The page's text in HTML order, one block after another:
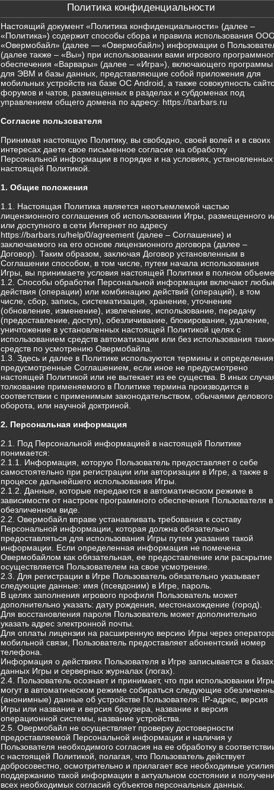
Политика конфиденциальности
Настоящий документ «Политика конфиденциальности» (далее –
«Политика») содержит способы сбора и правила использования
«Овермобайл» (далее — «Овермобайл») информации о
(далее также – «Вы») при использовании вами игрового
обеспечения «Варвары» (далее – «Игра»), включающего программы
для ЭВМ и базы данных, представляющие собой приложения для
мобильных устройств на базе ОС Android, а также совокупность
форумов и чатов, размещенных в разделах и субдоменах под
управлением общего домена по адресу: https://barbars.ru
Согласие пользователя
Принимая настоящую Политику, вы свободно, своей волей и в своих
интересах даете свое письменное согласие на обработку
Персональной информации в порядке и на условиях, установленных
настоящей Политикой.
1. Общие положения
1.1. Настоящая Политика является неотъемлемой частью
лицензионного соглашения об использовании Игры, размещенного
или доступного в сети Интернет по адресу
https://barbars.ru/help/0/agreement (далее – Соглашение) и
заключаемого на его основе лицензионного договора (далее –
Договор). Таким образом, заключая Договор установленным в
Соглашении способом, в том числе, путем начала использования
Игры, вы принимаете условия настоящей Политики в полном объеме.
1.2. Способы обработки Персональной информации включают
действия (операции) или комбинацию действий (операций), в том
числе, сбор, запись, систематизация, хранение, уточнение
(обновление, изменение), извлечение, использование, передачу
(предоставление, доступ), обезличивание, блокирование, удаление,
уничтожение в установленных настоящей Политикой целях с
использованием средств автоматизации или без использования
средств по усмотрению Овермобайла.
1.3. Здесь и далее в Политике используются термины и определения,
предусмотренные Соглашением, если иное не предусмотрено
настоящей Политикой или не вытекает из ее существа. В иных
толкование применяемого в Политике термина производится в
соответствии с применимым законодательством, обычаями делового
оборота, или научной доктриной.
2. Персональная информация
2.1. Под Персональной информацией в настоящей Политике
понимается:
2.1.1. Информация, которую Пользователь предоставляет о себе
самостоятельно при регистрации или авторизации в Игре, а также в
процессе дальнейшего использования Игры.
2.1.2. Данные, которые передаются в автоматическом режиме в
зависимости от настроек программного обеспечения Пользователя в
обезличенном виде.
2.2. Овермобайл вправе устанавливать требования к составу
Персональной информации, которая должна обязательно
предоставляться для использования Игры путем указания такой
информации. Если определенная информация не помечена
Овермобайлом как обязательная, ее предоставление или раскрытие
осуществляется Пользователем на свое усмотрение.
2.3. Для регистрации в Игре Пользователь обязательно указывает
следующие данные: имя (псевдоним) в Игре, пароль.
В целях заполнения игрового профиля Пользователь может
дополнительно указать: дату рождения, местонахождение (город).
Для восстановления пароля Пользователь может дополнительно
указать адрес электронной почты.
Для оплаты лицензии на расширенную версию Игры через
мобильной связи, Пользователь предоставляет абонентский номер
телефона.
Информация о действиях Пользователя в Игре записывается в базах
данных Игры и серверных журналах (логах).
2.4. Пользователь осознает и принимает, что при использовании
могут в автоматическом режиме собираться следующие
(анонимные) данные об устройстве Пользователя: IP-адрес, версия
Игры или название и версия браузера, название и версия
операционной системы, название устройства.
2.5. Овермобайл не осуществляет проверку достоверности
предоставляемой Персональной информации и наличия у
Пользователя необходимого согласия на ее обработку в
с настоящей Политикой, полагая, что Пользователь действует
добросовестно, осмотрительно и прилагает все необходимые
поддержанию такой информации в актуальном состоянии и
всех необходимых согласий субъектов персональных данных.